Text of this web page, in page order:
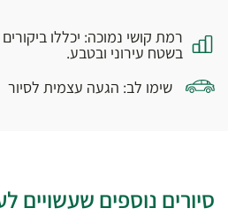
רמת קושי נמוכה: יכללו
בשטח עירוני ובטבע.
שימו לב: הגעה עצמית לסיור
סיורים נוספים שעשויים